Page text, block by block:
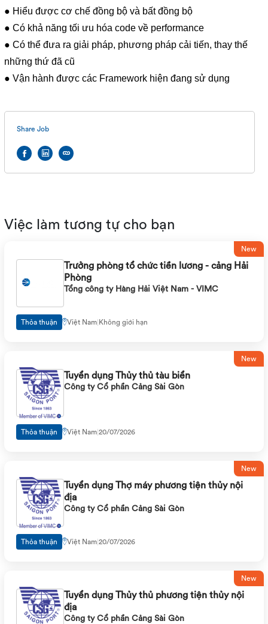
● Hiểu được cơ chế đồng bộ và bất đồng bộ
● Có khả năng tối ưu hóa code về performance
● Có thể đưa ra giải pháp, phương pháp cải tiến, thay thế
những thứ đã cũ
● Vận hành được các Framework hiện đang sử dụng
Share Job
Việc làm tương tự cho bạn
New
Trưởng phòng tổ chức tiền lương - cảng Hải
Phòng
Tổng công ty Hàng Hải Việt Nam - VIMC
Thỏa thuận Việt Nam|Không giới hạn
New
Tuyển dụng Thủy thủ tàu biển
Công ty Cổ phần Cảng Sài Gòn
Thỏa thuận Việt Nam|20/07/2026
New
Tuyển dụng Thợ máy phương tiện thủy nội
địa
Công ty Cổ phần Cảng Sài Gòn
Thỏa thuận Việt Nam|20/07/2026
New
Tuyển dụng Thủy thủ phương tiện thủy nội
địa
Công ty Cổ phần Cảng Sài Gòn